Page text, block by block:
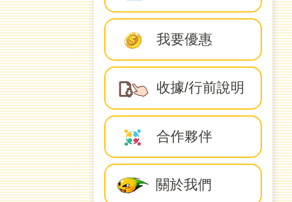
我要優惠
收據/行前說明
合作夥伴
關於我們